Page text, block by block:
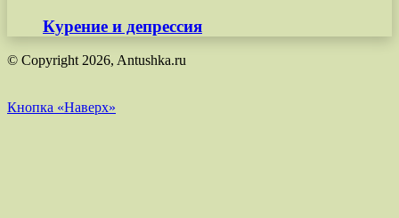
Курение и депрессия
© Copyright 2026, Antushka.ru
Кнопка «Наверх»